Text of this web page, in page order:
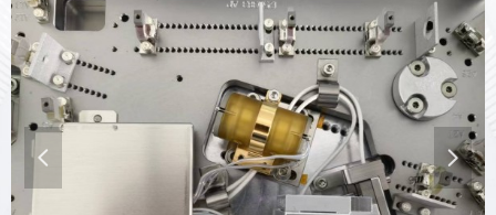
넳 넲